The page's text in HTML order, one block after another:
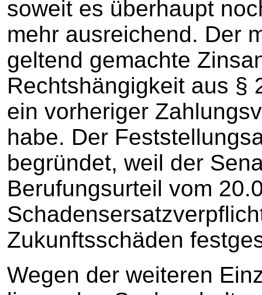
soweit es überhaupt
mehr ausreichend. Der
geltend gemachte
Rechtshängigkeit aus §
ein vorheriger
habe. Der
begründet, weil der
Berufungsurteil vom
Zukunftsschäden
Wegen der weiteren